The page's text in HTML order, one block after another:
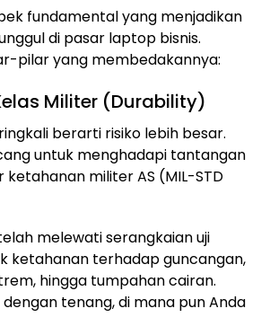
fundamental yang menjadikan
di pasar laptop bisnis.
pilar yang membedakannya:
Militer (Durability)
berarti risiko lebih besar.
untuk menghadapi tantangan
ketahanan militer AS (MIL-STD
melewati serangkaian uji
ketahanan terhadap guncangan,
hingga tumpahan cairan.
tenang, di mana pun Anda